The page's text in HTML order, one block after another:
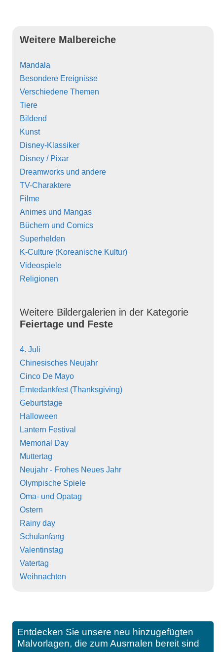
Weitere Malbereiche
Mandala
Besondere Ereignisse
Verschiedene Themen
Tiere
Bildend
Kunst
Disney-Klassiker
Disney / Pixar
Dreamworks und andere
TV-Charaktere
Filme
Animes und Mangas
Büchern und Comics
Superhelden
K-Culture (Koreanische Kultur)
Videospiele
Religionen
Weitere Bildergalerien in der Kategorie
Feiertage und Feste
4. Juli
Chinesisches Neujahr
Cinco De Mayo
Erntedankfest (Thanksgiving)
Geburtstage
Halloween
Lantern Festival
Memorial Day
Muttertag
Neujahr - Frohes Neues Jahr
Olympische Spiele
Oma- und Opatag
Ostern
Rainy day
Schulanfang
Valentinstag
Vatertag
Weihnachten
Entdecken Sie unsere neu hinzugefügten
Malvorlagen, die zum Ausmalen bereit sind